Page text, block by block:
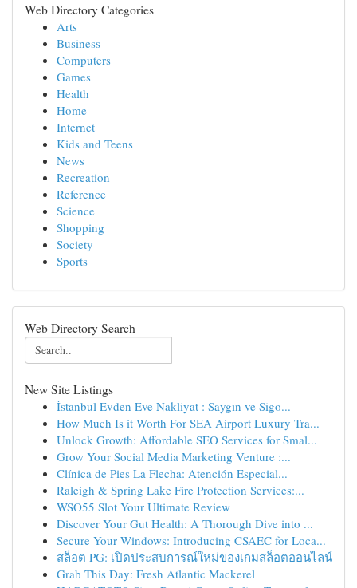
Web Directory Categories
Arts
Business
Computers
Games
Health
Home
Internet
Kids and Teens
News
Recreation
Reference
Science
Shopping
Society
Sports
Web Directory Search
New Site Listings
İstanbul Evden Eve Nakliyat : Saygın ve Sigo...
How Much Is it Worth For SEA Airport Luxury Tra...
Unlock Growth: Affordable SEO Services for Smal...
Grow Your Social Media Marketing Venture :...
Clínica de Pies La Flecha: Atención Especial...
Raleigh & Spring Lake Fire Protection Services:...
WSO55 Slot Your Ultimate Review
Discover Your Gut Health: A Thorough Dive into ...
Secure Your Windows: Introducing CSAEC for Loca...
สล็อต PG: เปิดประสบการณ์ใหม่ของเกมสล็อตออนไลน์
Grab This Day: Fresh Atlantic Mackerel